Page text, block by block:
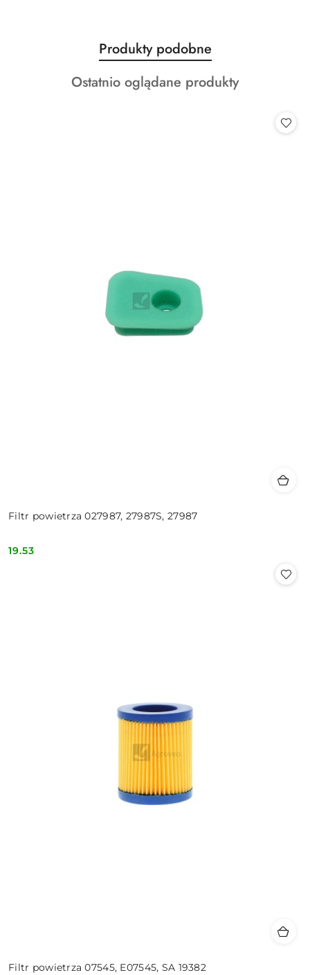
Pomiń karuzelę produktów
Produkty
o
statusie:
Produkty podobne
Produkty
Ostatnio oglądane produkty
Filtr powietrza 027987, 27987S, 27987
Cena:
19.53
Filtr powietrza 07545, E07545, SA 19382